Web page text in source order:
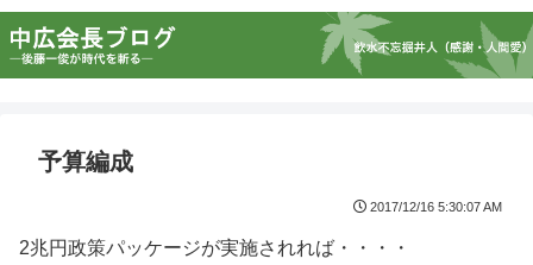
予算編成
2017/12/16 5:30:07 AM
2兆円政策パッケージが実施されれば・・・・